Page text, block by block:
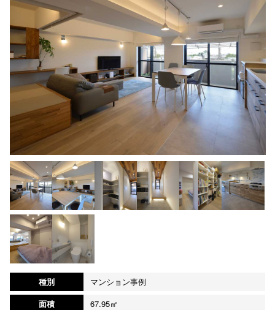
種別
マンション事例
面積
67.95㎡